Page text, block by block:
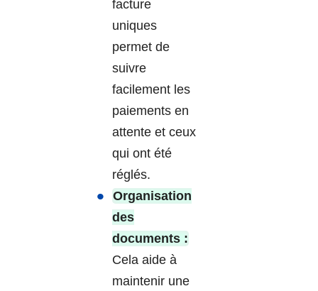
facture
uniques
permet de
suivre
facilement les
paiements en
attente et ceux
qui ont été
réglés.
Organisation
des
documents :
Cela aide à
maintenir une